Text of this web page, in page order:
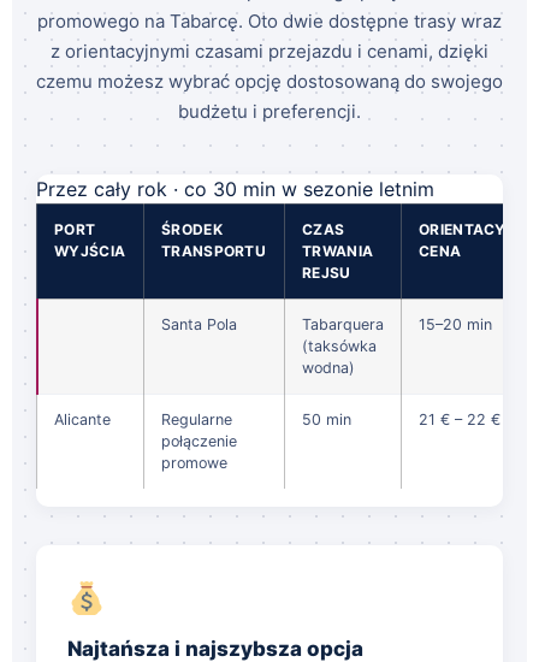
promowego na Tabarcę. Oto dwie dostępne trasy wraz
z orientacyjnymi czasami przejazdu i cenami, dzięki
czemu możesz wybrać opcję dostosowaną do swojego
budżetu i preferencji.
Przez cały rok · co 30 min w sezonie letnim
PORT
WYJŚCIA
ŚRODEK
TRANSPORTU
CZAS
TRWANIA
REJSU
ORIENTACYJNA
CENA
Santa Pola
Tabarquera
(taksówka
wodna)
15–20 min
Alicante
Regularne
połączenie
promowe
50 min 21 € – 22 €
Najtańsza i najszybsza opcja